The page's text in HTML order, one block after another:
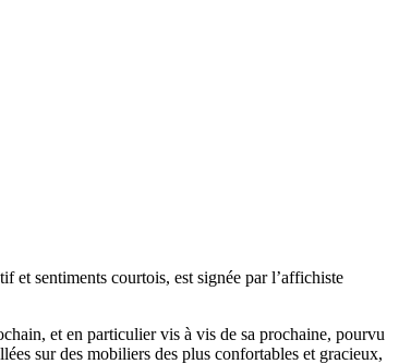
et sentiments courtois, est signée par l’affichiste
et en particulier vis à vis de sa prochaine, pourvu
sur des mobiliers des plus confortables et gracieux,